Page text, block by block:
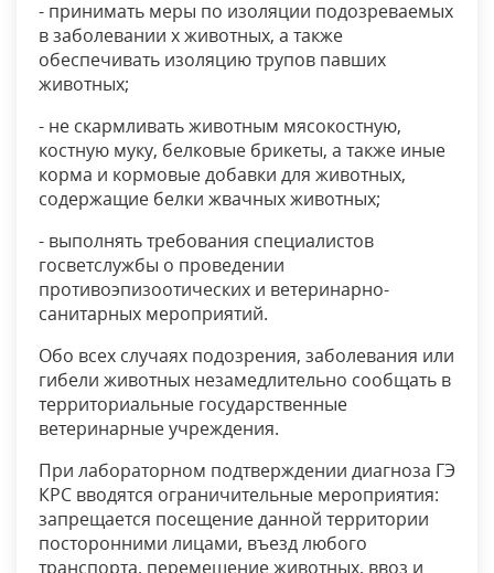
- принимать меры по изоляции подозреваемых
в заболевании х животных, а также
обеспечивать изоляцию трупов павших
животных;
- не скармливать животным мясокостную,
костную муку, белковые брикеты, а также иные
корма и кормовые добавки для животных,
содержащие белки жвачных животных;
- выполнять требования специалистов
госветслужбы о проведении
противоэпизоотических и ветеринарно-
санитарных мероприятий.
Обо всех случаях подозрения, заболевания или
гибели животных незамедлительно сообщать в
территориальные государственные
ветеринарные учреждения.
При лабораторном подтверждении диагноза ГЭ
КРС вводятся ограничительные мероприятия:
запрещается посещение данной территории
посторонними лицами, въезд любого
транспорта, перемещение животных, ввоз и